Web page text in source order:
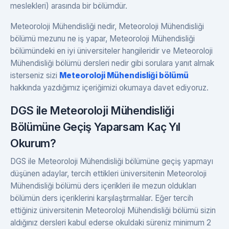
meslekleri) arasında bir bölümdür.
Meteoroloji Mühendisliği nedir, Meteoroloji Mühendisliği
bölümü mezunu ne iş yapar, Meteoroloji Mühendisliği
bölümündeki en iyi üniversiteler hangileridir ve Meteoroloji
Mühendisliği bölümü dersleri nedir gibi sorulara yanıt almak
isterseniz sizi Meteoroloji Mühendisliği bölümü
hakkında yazdığımız içeriğimizi okumaya davet ediyoruz.
DGS ile Meteoroloji Mühendisliği
Bölümüne Geçiş Yaparsam Kaç Yıl
Okurum?
DGS ile Meteoroloji Mühendisliği bölümüne geçiş yapmayı
düşünen adaylar, tercih ettikleri üniversitenin Meteoroloji
Mühendisliği bölümü ders içerikleri ile mezun oldukları
bölümün ders içeriklerini karşılaştırmalılar. Eğer tercih
ettiğiniz üniversitenin Meteoroloji Mühendisliği bölümü sizin
aldığınız dersleri kabul ederse okuldaki süreniz minimum 2